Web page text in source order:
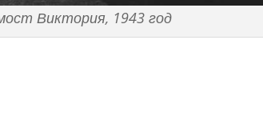
Виктория, 1943 год